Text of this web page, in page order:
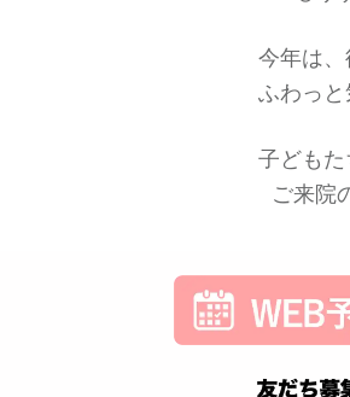
今年は
ふわっと
子ども
ご来院